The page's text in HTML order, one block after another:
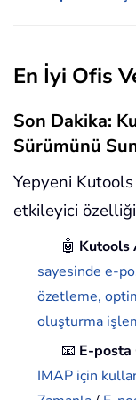
En İyi Ofis
Son Dakika:
Sürümünü
Yepyeni
etkileyici
🤖 Kutools
sayesinde e-
özetleme,
oluşturma
📧 E-posta
IMAP için